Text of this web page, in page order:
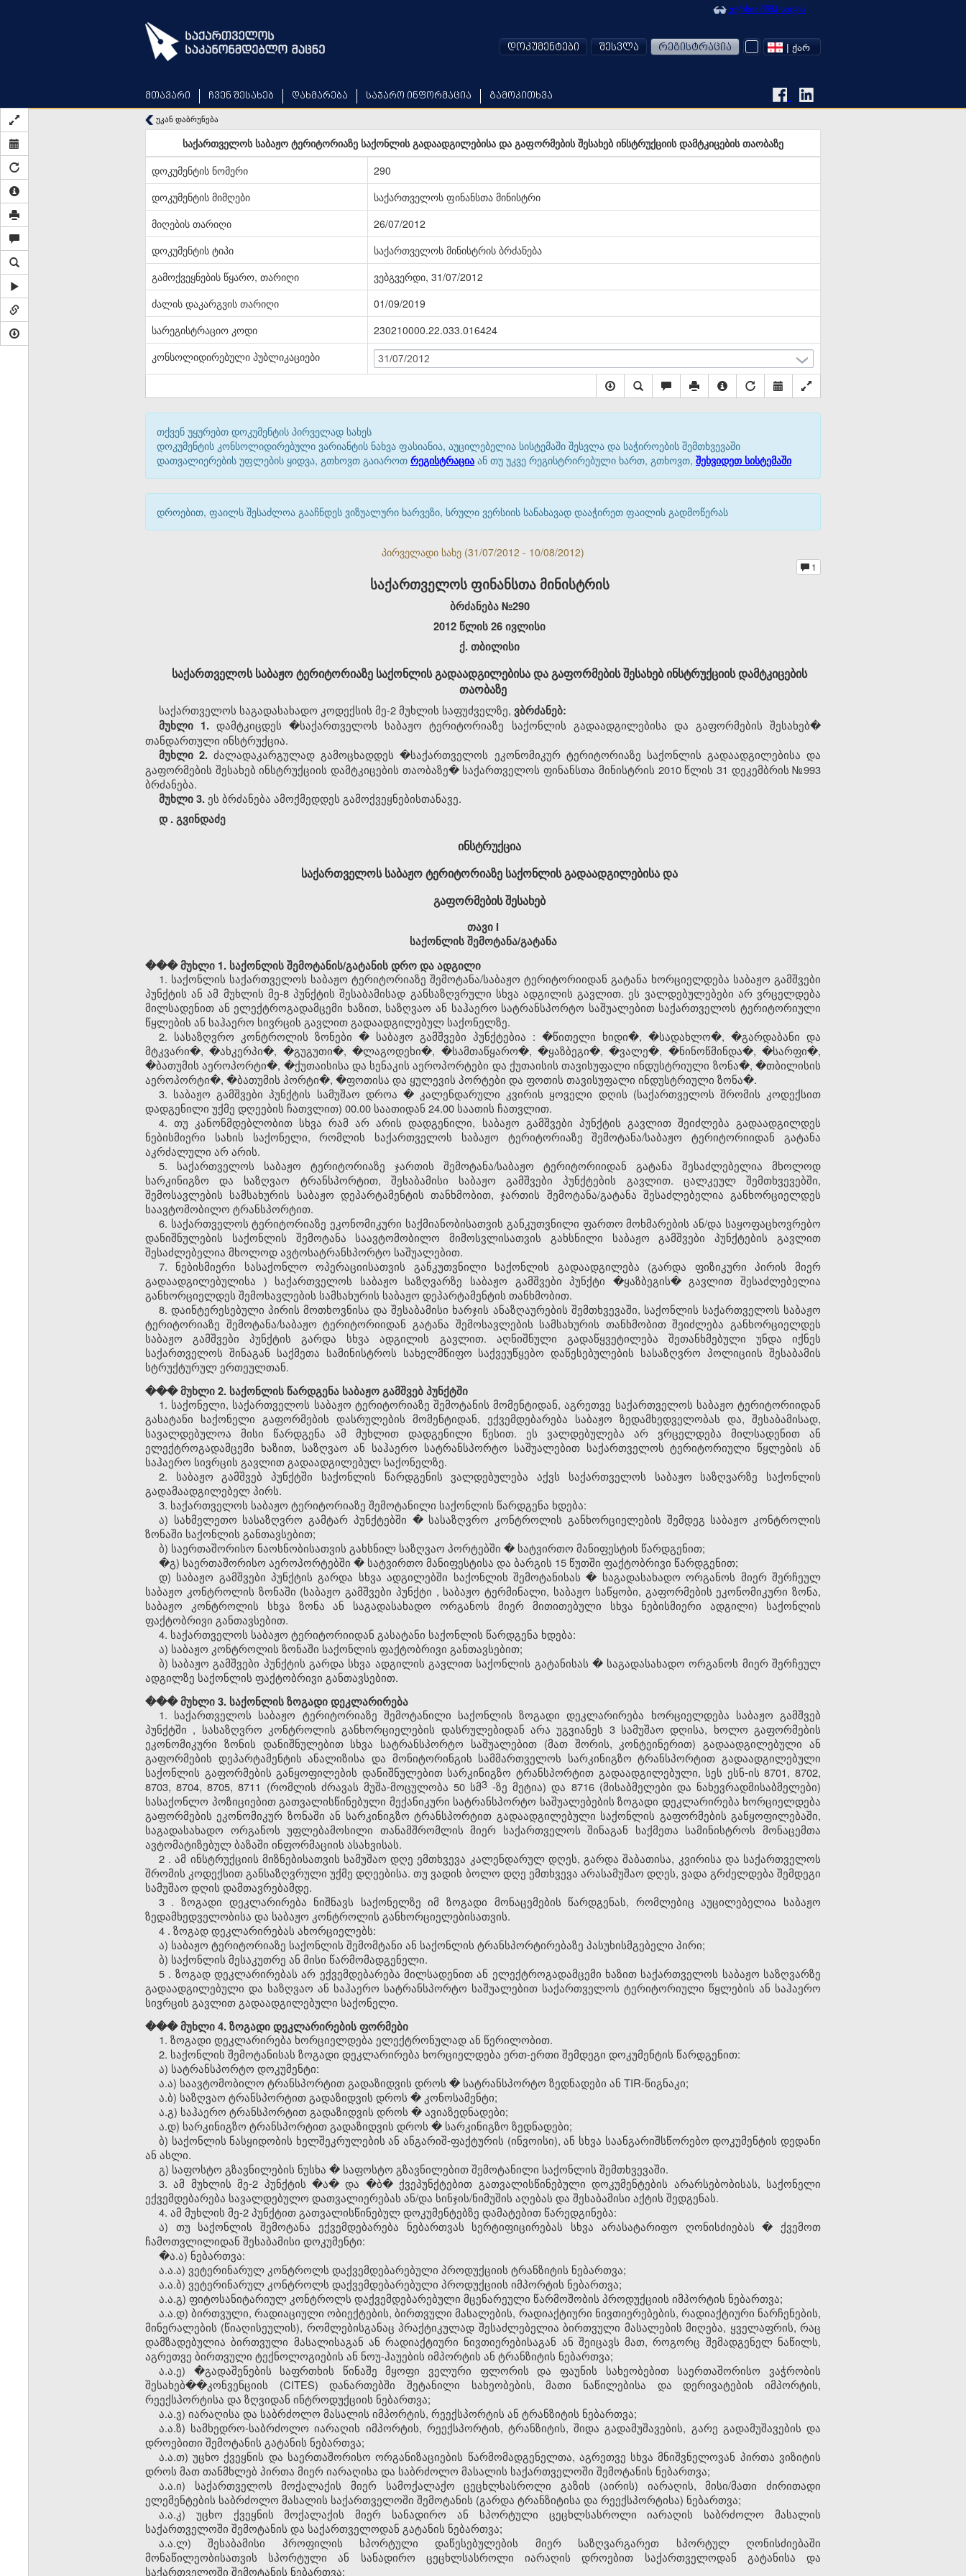
მთავარი ჩვენ შესახებ დახმარება საჯარო ინფორმაცია გამოკითხვა
ვერსია შშმპ-სთვის
დოკუმენტები შესვლა რეგისტრაცია | ᲥᲐᲠ
უკან დაბრუნება
საქართველოს საბაჟო ტერიტორიაზე საქონლის გადაადგილებისა და გაფორმების შესახებ ინსტრუქციის დამტკიცების თაობაზე
დოკუმენტის ნომერი
290
დოკუმენტის მიმღები
საქართველოს ფინანსთა მინისტრი
მიღების თარიღი
26/07/2012
დოკუმენტის ტიპი
საქართველოს მინისტრის ბრძანება
გამოქვეყნების წყარო, თარიღი
ვებგვერდი, 31/07/2012
ძალის დაკარგვის თარიღი
01/09/2019
სარეგისტრაციო კოდი
230210000.22.033.016424
კონსოლიდირებული პუბლიკაციები
31/07/2012
თქვენ უყურებთ დოკუმენტის პირველად სახეს
დოკუმენტის კონსოლიდირებული ვარიანტის ნახვა ფასიანია, აუცილებელია სისტემაში შესვლა და საჭიროების შემთხვევაში
დათვალიერების უფლების ყიდვა, გთხოვთ გაიაროთ რეგისტრაცია ან თუ უკვე რეგისტრირებული ხართ, გთხოვთ, შეხვიდეთ სისტემაში
დროებით, ფაილს შესაძლოა გააჩნდეს ვიზუალური ხარვეზი, სრული ვერსიის სანახავად დააჭირეთ ფაილის გადმოწერას
პირველადი სახე (31/07/2012 - 10/08/2012)
1
საქართველოს ფინანსთა მინისტრის
ბრძანება №290
2012 წლის 26 ივლისი
ქ. თბილისი
საქართველოსსაბაჟოტერიტორიაზე საქონლის გადაადგილებისა და გაფორმების შესახებ ინსტრუქციის დამტკიცების
თაობაზე
საქართველოს საგადასახადო კოდექსის მე-2 მუხლის საფუძველზე, ვბრძანებ:
მუხლი 1. დამტკიცდეს �საქართველოს საბაჟო ტერიტორიაზე საქონლის გადაადგილებისა და გაფორმების შესახებ�
თანდართული ინსტრუქცია.
მუხლი 2. ძალადაკარგულად გამოცხადდეს �საქართველოს ეკონომიკურ ტერიტორიაზე საქონლის გადაადგილებისა და
გაფორმების შესახებ ინსტრუქციის დამტკიცების თაობაზე� საქართველოს ფინანსთა მინისტრის 2010 წლის 31 დეკემბრის №993
ბრძანება.
მუხლი 3. ეს ბრძანება ამოქმედდეს გამოქვეყნებისთანავე.
დ. გვინდაძე
ინსტრუქცია
საქართველოსსაბაჟოტერიტორიაზე საქონლის გადაადგილებისა და
გაფორმების შესახებ
თავი I
საქონლის შემოტანა/გატანა
��� მუხლი 1. საქონლის შემოტანის/გატანის დრო და ადგილი
1. საქონლის საქართველოს საბაჟო ტერიტორიაზე შემოტანა/საბაჟო ტერიტორიიდან გატანა ხორციელდება საბაჟო გამშვები
პუნქტის ან ამ მუხლის მე-8პუნქტის შესაბამისად განსაზღვრული სხვა ადგილის გავლით. ეს ვალდებულებები არ ვრცელდება
მილსადენით ან ელექტროგადამცემი ხაზით, საზღვაო ან საჰაერო სატრანსპორტო საშუალებით საქართველოს ტერიტორიული
წყლების ან საჰაერო სივრცის გავლით გადაადგილებულ საქონელზე.
2. სასაზღვრო კონტროლის ზონები � საბაჟო გამშვები პუნქტებია : �წითელი ხიდი�, �სადახლო�, �გარდაბანი და
მტკვარი�, �ახკერპი�, �გუგუთი�, �ლაგოდეხი�, �სამთაწყარო�, �ყაზბეგი�, �ვალე�, �ნინოწმინდა�, �სარფი�,
�ბათუმის აეროპორტი�, �ქუთაისისა და სენაკის აეროპორტები და ქუთაისის თავისუფალი ინდუსტრიული ზონა�, �თბილისის
აეროპორტი�, �ბათუმის პორტი�, �ფოთისა და ყულევის პორტები და ფოთის თავისუფალი ინდუსტრიული ზონა�.
3. საბაჟო გამშვები პუნქტის სამუშაო დროა � კალენდარული კვირის ყოველი დღის (საქართველოს შრომის კოდექსით
დადგენილი უქმე დღეების ჩათვლით) 00.00 საათიდან 24.00 საათის ჩათვლით.
4. თუ კანონმდებლობით სხვა რამ არ არის დადგენილი, საბაჟო გამშვები პუნქტის გავლით შეიძლება გადაადგილდეს
ნებისმიერი სახის საქონელი, რომლის საქართველოს საბაჟო ტერიტორიაზე შემოტანა/საბაჟოტერიტორიიდან გატანა
აკრძალული არ არის.
5. საქართველოს საბაჟო ტერიტორიაზე ჯართის შემოტანა/საბაჟო ტერიტორიიდან გატანა შესაძლებელია მხოლოდ
სარკინიგზო და საზღვაო ტრანსპორტით, შესაბამისი საბაჟო გამშვები პუნქტების გავლით. ცალკეულ შემთხვევებში,
შემოსავლების სამსახურის საბაჟო დეპარტამენტის თანხმობით, ჯართის შემოტანა/გატანა შესაძლებელია განხორციელდეს
საავტომობილო ტრანსპორტით.
6. საქართველოს ტერიტორიაზე ეკონომიკური საქმიანობისათვის განკუთვნილი ფართო მოხმარების ან/და საყოფაცხოვრებო
დანიშნულების საქონლის შემოტანა საავტომობილო მიმოსვლისათვის გახსნილი საბაჟო გამშვები პუნქტების გავლით
შესაძლებელია მხოლოდ ავტოსატრანსპორტო საშუალებით.
7. ნებისმიერი სასაქონლო ოპერაციისათვის განკუთვნილი საქონლის გადაადგილება (გარდა ფიზიკური პირის მიერ
გადაადგილებულისა ) საქართველოს საბაჟო საზღვარზე საბაჟო გამშვები პუნქტი �ყაზბეგის�გავლით შესაძლებელია
განხორციელდეს შემოსავლების სამსახურის საბაჟო დეპარტამენტის თანხმობით.
8. დაინტერესებული პირის მოთხოვნისა და შესაბამისი ხარჯის ანაზღაურების შემთხვევაში, საქონლის საქართველოს საბაჟო
ტერიტორიაზე შემოტანა/საბაჟოტერიტორიიდან გატანა შემოსავლების სამსახურის თანხმობით შეიძლება განხორციელდეს
საბაჟო გამშვები პუნქტის გარდა სხვა ადგილის გავლით. აღნიშნული გადაწყვეტილება შეთანხმებული უნდა იქნეს
საქართველოს შინაგან საქმეთა სამინისტროს სახელმწიფო საქვეუწყებო დაწესებულების სასაზღვრო პოლიციის შესაბამის
სტრუქტურულ ერთეულთან.
��� მუხლი 2. საქონლის წარდგენა საბაჟო გამშვებ პუნქტში
1. საქონელი, საქართველოს საბაჟო ტერიტორიაზე შემოტანის მომენტიდან, აგრეთვე საქართველოს საბაჟოტერიტორიიდან
გასატანი საქონელი გაფორმების დასრულების მომენტიდან, ექვემდებარება საბაჟო ზედამხედველობას და, შესაბამისად,
სავალდებულოა მისი წარდგენა ამ მუხლით დადგენილი წესით. ეს ვალდებულება არ ვრცელდება მილსადენით ან
ელექტროგადამცემი ხაზით, საზღვაო ან საჰაერო სატრანსპორტო საშუალებით საქართველოს ტერიტორიული წყლების ან
საჰაერო სივრცის გავლით გადაადგილებულ საქონელზე.
2. საბაჟო გამშვებ პუნქტში საქონლის წარდგენის ვალდებულება აქვს საქართველოს საბაჟო საზღვარზე საქონლის
გადამაადგილებელ პირს.
3. საქართველოს საბაჟო ტერიტორიაზე შემოტანილი საქონლის წარდგენა ხდება:
ა) სახმელეთო სასაზღვრო გამტარ პუნქტებში � სასაზღვრო კონტროლის განხორციელების შემდეგ საბაჟო კონტროლის
ზონაში საქონლის განთავსებით;
ბ) საერთაშორისო ნაოსნობისათვის გახსნილ საზღვაო პორტებში � სატვირთო მანიფესტის წარდგენით;
�გ) საერთაშორისო აეროპორტებში � სატვირთო მანიფესტისა და ბარგის 15 წუთში ფაქტობრივი წარდგენით;
დ) საბაჟო გამშვები პუნქტის გარდა სხვა ადგილებში საქონლის შემოტანისას � საგადასახადო ორგანოს მიერ შერჩეულ
საბაჟო კონტროლის ზონაში (საბაჟო გამშვები პუნქტი , საბაჟოტერმინალი, საბაჟო საწყობი, გაფორმების ეკონომიკური ზონა,
საბაჟო კონტროლის სხვა ზონა ან საგადასახადო ორგანოს მიერ მითითებული სხვა ნებისმიერი ადგილი) საქონლის
ფაქტობრივი განთავსებით.
4. საქართველოს საბაჟო ტერიტორიიდან გასატანი საქონლის წარდგენა ხდება:
ა) საბაჟო კონტროლის ზონაში საქონლის ფაქტობრივი განთავსებით;
ბ) საბაჟო გამშვები პუნქტის გარდა სხვა ადგილის გავლით საქონლის გატანისას � საგადასახადო ორგანოს მიერ შერჩეულ
ადგილზე საქონლის ფაქტობრივი განთავსებით.
��� მუხლი 3. საქონლის ზოგადი დეკლარირება
1. საქართველოს საბაჟო ტერიტორიაზე შემოტანილი საქონლის ზოგადი დეკლარირება ხორციელდება საბაჟო გამშვებ
პუნქტში , სასაზღვრო კონტროლის განხორციელების დასრულებიდან არა უგვიანეს 3 სამუშაო დღისა, ხოლო გაფორმების
ეკონომიკური ზონის დანიშნულებით სხვა სატრანსპორტო საშუალებით (მათ შორის, კონტეინერით) გადაადგილებული ან
გაფორმების დეპარტამენტის ანალიზისა და მონიტორინგის სამმართველოს სარკინიგზო ტრანსპორტით გადაადგილებული
საქონლის გაფორმების განყოფილების დანიშნულებით სარკინიგზო ტრანსპორტით გადაადგილებული, სეს ესნ-ის 8701, 8702,
8703, 8704, 8705, 8711 (რომლის ძრავას მუშა-მოცულობა 50 სმ3 -ზე მეტია) და 8716 (მისაბმელები და ნახევრადმისაბმელები)
სასაქონლო პოზიციებით გათვალისწინებული მექანიკური სატრანსპორტო საშუალებების ზოგადი დეკლარირება ხორციელდება
გაფორმების ეკონომიკურ ზონაში ან სარკინიგზო ტრანსპორტით გადაადგილებული საქონლის გაფორმების განყოფილებაში,
საგადასახადო ორგანოს უფლებამოსილი თანამშრომლის მიერ საქართველოს შინაგან საქმეთა სამინისტროს მონაცემთა
ავტომატიზებულ ბაზაში ინფორმაციის ასახვისას.
2. ამ ინსტრუქციის მიზნებისათვის სამუშაო დღე ემთხვევა კალენდარულ დღეს, გარდა შაბათისა, კვირისა და საქართველოს
შრომის კოდექსით განსაზღვრული უქმე დღეებისა. თუ ვადის ბოლო დღე ემთხვევა არასამუშაო დღეს, ვადა გრძელდება შემდეგი
სამუშაო დღის დამთავრებამდე.
3. ზოგადი დეკლარირება ნიშნავს საქონელზე იმ ზოგადი მონაცემების წარდგენას, რომლებიც აუცილებელია საბაჟო
ზედამხედველობისა და საბაჟო კონტროლის განხორციელებისათვის.
4. ზოგად დეკლარირებას ახორციელებს:
ა) საბაჟო ტერიტორიაზე საქონლის შემომტანი ან საქონლის ტრანსპორტირებაზე პასუხისმგებელი პირი;
ბ) საქონლის მესაკუთრე ან მისი წარმომადგენელი.
5. ზოგად დეკლარირებას არ ექვემდებარება მილსადენით ან ელექტროგადამცემი ხაზით საქართველოს საბაჟო საზღვარზე
გადაადგილებული და საზღვაო ან საჰაერო სატრანსპორტო საშუალებით საქართველოს ტერიტორიული წყლების ან საჰაერო
სივრცის გავლით გადაადგილებული საქონელი.
��� მუხლი 4. ზოგადი დეკლარირების ფორმები
1. ზოგადი დეკლარირება ხორციელდება ელექტრონულად ან წერილობით.
2. საქონლის შემოტანისას ზოგადი დეკლარირება ხორციელდება ერთ-ერთი შემდეგი დოკუმენტის წარდგენით:
ა) სატრანსპორტო დოკუმენტი:
ა.ა) საავტომობილო ტრანსპორტით გადაზიდვის დროს � სატრანსპორტო ზედნადები ან TIR-წიგნაკი;
ა.ბ) საზღვაო ტრანსპორტით გადაზიდვის დროს � კონოსამენტი;
ა.გ) საჰაერო ტრანსპორტით გადაზიდვის დროს � ავიაზედნადები;
ა.დ) სარკინიგზო ტრანსპორტით გადაზიდვის დროს � სარკინიგზო ზედნადები;
ბ) საქონლის ნასყიდობის ხელშეკრულების ან ანგარიშ-ფაქტურის (ინვოისი), ან სხვა საანგარიშსწორებო დოკუმენტის დედანი
ან ასლი.
გ) საფოსტო გზავნილების ნუსხა � საფოსტო გზავნილებით შემოტანილი საქონლის შემთხვევაში.
3. ამ მუხლის მე-2 პუნქტის �ა� და �ბ� ქვეპუნქტებით გათვალისწინებული დოკუმენტების არარსებობისას, საქონელი
ექვემდებარება სავალდებულო დათვალიერებას ან/და სინჯის/ნიმუშის აღებას და შესაბამისი აქტის შედგენას.
4. ამ მუხლის მე-2 პუნქტით გათვალისწინებულ დოკუმენტებზე დამატებით წარედგინება:
ა) თუ საქონლის შემოტანა ექვემდებარება ნებართვას სერტიფიცირებას სხვა არასატარიფო ღონისძიებას � ქვემოთ
ჩამოთვლილიდან შესაბამისი დოკუმენტი:
�ა.ა) ნებართვა:
ა.ა.ა) ვეტერინარულ კონტროლს დაქვემდებარებული პროდუქციის ტრანზიტის ნებართვა;
ა.ა.ბ) ვეტერინარულ კონტროლს დაქვემდებარებული პროდუქციის იმპორტის ნებართვა;
ა.ა.გ) ფიტოსანიტარიულ კონტროლს დაქვემდებარებული მცენარეული წარმოშობის პროდუქციის იმპორტის ნებართვა;
ა.ა.დ) ბირთვული, რადიაციული ობიექტების, ბირთვული მასალების, რადიაქტიური ნივთიერებების, რადიაქტიური ნარჩენების,
მინერალების (წიაღისეულის), რომლებისგანაც პრაქტიკულად შესაძლებელია ბირთვული მასალების მიღება, ყველაფრის, რაც
დამზადებულია ბირთვული მასალისაგან ან რადიაქტიური ნივთიერებისაგან ან შეიცავს მათ, როგორც შემადგენელ ნაწილს,
აგრეთვე ბირთვული ტექნოლოგიების ან ნოუ-ჰაუების იმპორტის ან ტრანზიტის ნებართვა;
ა.ა.ე) �გადაშენების საფრთხის წინაშე მყოფი ველური ფლორის და ფაუნის სახეობებით საერთაშორისო ვაჭრობის
შესახებ��კონვენციის (CITES) დანართებში შეტანილი სახეობების, მათი ნაწილებისა და დერივატების იმპორტის,
რეექსპორტისა და ზღვიდან ინტროდუქციის ნებართვა;
ა.ა.ვ) იარაღისა და საბრძოლო მასალის იმპორტის, რეექსპორტის ან ტრანზიტის ნებართვა;
ა.ა.ზ) სამხედრო-საბრძოლო იარაღის იმპორტის, რეექსპორტის, ტრანზიტის, შიდა გადამუშავების, გარე გადამუშავების და
დროებითი შემოტანის გატანის ნებართვა;
ა.ა.თ) უცხო ქვეყნის და საერთაშორისო ორგანიზაციების წარმომადგენელთა, აგრეთვე სხვა მნიშვნელოვან პირთა ვიზიტის
დროს მათ თანმხლებ პირთა მიერ იარაღისა და საბრძოლო მასალის საქართველოში შემოტანის ნებართვა;
ა.ა.ი) საქართველოს მოქალაქის მიერ სამოქალაქო ცეცხლსასროლი გაზის (აირის) იარაღის, მისი/მათი ძირითადი
ელემენტების საბრძოლო მასალის საქართველოში შემოტანის (გარდა ტრანზიტისა და რეექსპორტისა) ნებართვა;
ა.ა.კ) უცხო ქვეყნის მოქალაქის მიერ სანადირო ან სპორტული ცეცხლსასროლი იარაღის საბრძოლო მასალის
საქართველოში შემოტანის და საქართველოდან გატანის ნებართვა;
ა.ა.ლ) შესაბამისი პროფილის სპორტული დაწესებულების მიერ საზღვარგარეთ სპორტულ ღონისძიებაში
მონაწილეობისათვის სპორტული ან სანადირო ცეცხლსასროლი იარაღის დროებით საქართველოდან გატანისა და
საქართველოში შემოტანის ნებართვა;